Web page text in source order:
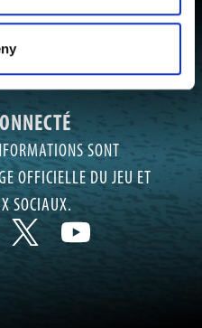
SONT
OFFICIELLE DU JEU ET
SOCIAUX.